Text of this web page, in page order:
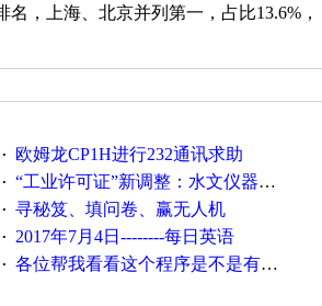
，上海、北京并列第一，占比13.6%，
· 欧姆龙CP1H进行232通讯求助
· “工业许可证”新调整：水文仪器等19类产品取消事前生产许可
· 寻秘笈、填问卷、赢无人机
· 2017年7月4日--------每日英语
· 各位帮我看看这个程序是不是有问题？？？